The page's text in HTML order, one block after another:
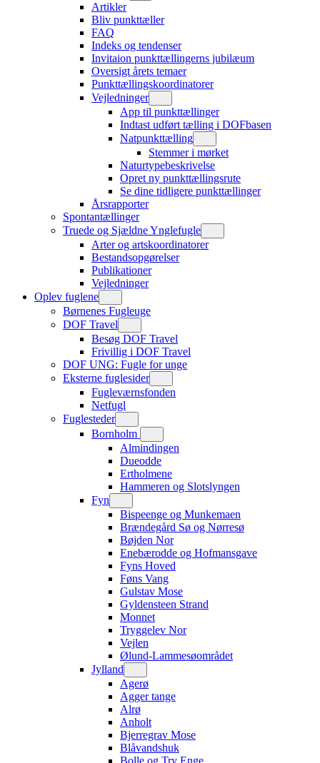
Artikler
Bliv punkttæller
FAQ
Indeks og tendenser
Invitaion punkttællingerns jubilæum
Oversigt årets temaer
Punkttællingskoordinatorer
Vejledninger
App til punkttællinger
Indtast udført tælling i DOFbasen
Natpunkttælling
Stemmer i mørket
Naturtypebeskrivelse
Opret ny punkttællingsrute
Se dine tidligere punkttællinger
Årsrapporter
Spontantællinger
Truede og Sjældne Ynglefugle
Arter og artskoordinatorer
Bestandsopgørelser
Publikationer
Vejledninger
Oplev fuglene
Børnenes Fugleuge
DOF Travel
Besøg DOF Travel
Frivillig i DOF Travel
DOF UNG: Fugle for unge
Eksterne fuglesider
Fugleværnsfonden
Netfugl
Fuglesteder
Bornholm
Almindingen
Dueodde
Ertholmene
Hammeren og Slotslyngen
Fyn
Bispeenge og Munkemaen
Brændegård Sø og Nørresø
Bøjden Nor
Enebærodde og Hofmansgave
Fyns Hoved
Føns Vang
Gulstav Mose
Gyldensteen Strand
Monnet
Tryggelev Nor
Vejlen
Ølund-Lammesøområdet
Jylland
Agerø
Agger tange
Alrø
Anholt
Bjerregrav Mose
Blåvandshuk
Bolle og Try Enge